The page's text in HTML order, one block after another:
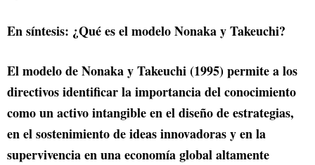
En síntesis: ¿Qué es el modelo Nonaka y Takeuchi?
El modelo de Nonaka y Takeuchi (1995) permite a los
directivos identificar la importancia del conocimiento
como un activo intangible en el diseño de estrategias,
en el sostenimiento de ideas innovadoras y en la
supervivencia en una economía global altamente